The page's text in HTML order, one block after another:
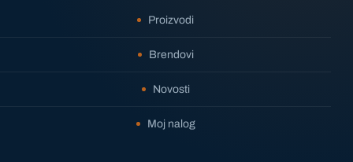
Proizvodi
Brendovi
Novosti
Moj nalog